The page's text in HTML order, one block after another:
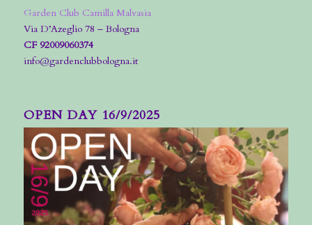
Garden Club Camilla Malvasia
Via D’Azeglio 78 – Bologna
CF 92009060374
info@gardenclubbologna.it
OPEN DAY 16/9/2025